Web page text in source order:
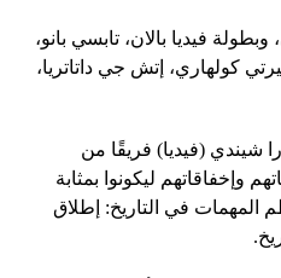
فيديا بالان، تابسي بانو،
كولهاري، إتش جي داتاتريا،
شيندي (فيديا) فريقًا من
وإخفاقاتهم ليكونوا بمثابة
المهمات في التاريخ: إطلاق